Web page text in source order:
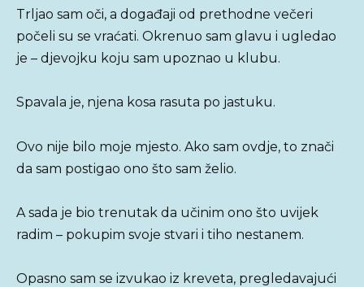
Trljao sam oči, a događaji od prethodne večeri
počeli su se vraćati. Okrenuo sam glavu i ugledao
je – djevojku koju sam upoznao u klubu.
Spavala je, njena kosa rasuta po jastuku.
Ovo nije bilo moje mjesto. Ako sam ovdje, to znači
da sam postigao ono što sam želio.
A sada je bio trenutak da učinim ono što uvijek
radim – pokupim svoje stvari i tiho nestanem.
Opasno sam se izvukao iz kreveta, pregledavajući